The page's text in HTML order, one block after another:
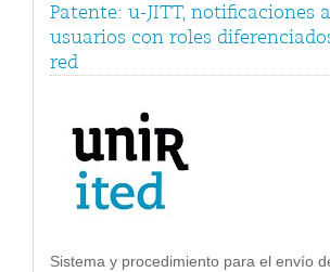
Patente: u-JITT, notificaciones a
usuarios con roles
red
Sistema y procedimiento para el envío